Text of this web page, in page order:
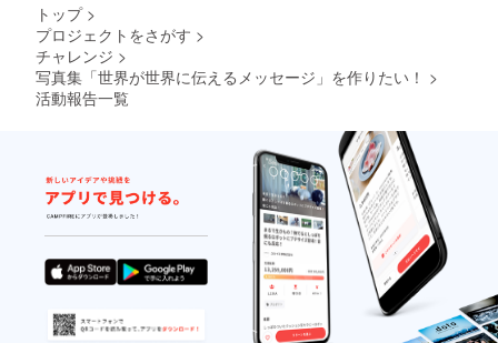
トップ >
プロジェクトをさがす >
チャレンジ >
写真集「世界が世界に伝えるメッセージ」を作りたい！ >
活動報告一覧